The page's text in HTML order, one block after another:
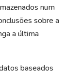
num
sobre a
a última
baseados